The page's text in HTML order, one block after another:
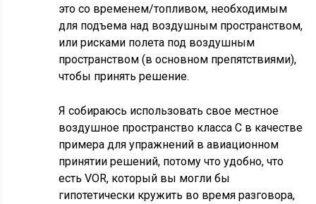
это со временем/топливом, необходимым
для подъема над воздушным пространством,
или рисками полета под воздушным
пространством (в основном препятствиями),
чтобы принять решение.
Я собираюсь использовать свое местное
воздушное пространство класса C в качестве
примера для упражнений в авиационном
принятии решений, потому что удобно, что
есть VOR, который вы могли бы
гипотетически кружить во время разговора,